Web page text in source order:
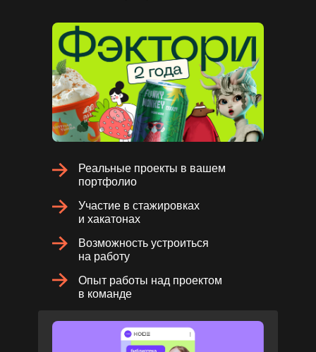
Реальные проекты в вашем
портфолио
Участие в стажировках
и хакатонах
Возможность устроиться
на работу
Опыт работы над проектом
в команде